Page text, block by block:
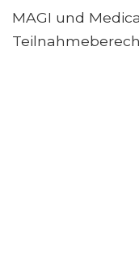
MAGI und